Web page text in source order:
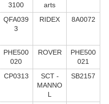
3100
arts
QFA039
3
RIDEX 8A0072
PHE500
020
ROVER
PHE500
021
CP0313
SCT -
MANNO
L
SB2157